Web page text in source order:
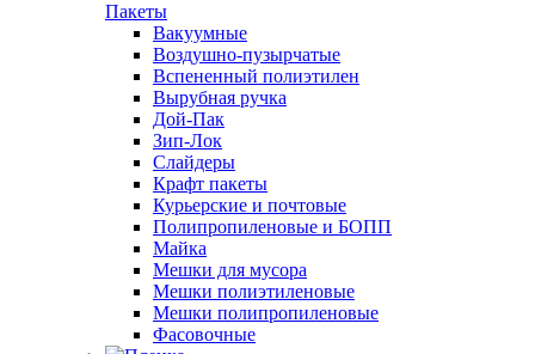
Пакеты
Вакуумные
Воздушно-пузырчатые
Вспененный полиэтилен
Вырубная ручка
Дой-Пак
Зип-Лок
Слайдеры
Крафт пакеты
Курьерские и почтовые
Полипропиленовые и БОПП
Майка
Мешки для мусора
Мешки полиэтиленовые
Мешки полипропиленовые
Фасовочные